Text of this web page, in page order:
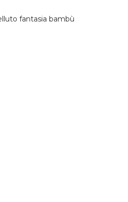
fantasia bambù